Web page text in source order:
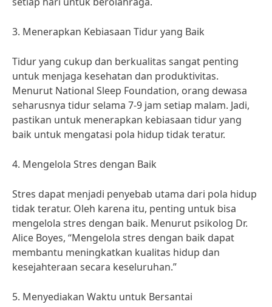
3. Menerapkan Kebiasaan Tidur yang Baik
Tidur yang cukup dan berkualitas sangat penting
untuk menjaga kesehatan dan produktivitas.
Menurut National Sleep Foundation, orang dewasa
seharusnya tidur selama 7-9 jam setiap malam. Jadi,
pastikan untuk menerapkan kebiasaan tidur yang
baik untuk mengatasi pola hidup tidak teratur.
4. Mengelola Stres dengan Baik
Stres dapat menjadi penyebab utama dari pola hidup
tidak teratur. Oleh karena itu, penting untuk bisa
mengelola stres dengan baik. Menurut psikolog Dr.
Alice Boyes, “Mengelola stres dengan baik dapat
membantu meningkatkan kualitas hidup dan
kesejahteraan secara keseluruhan.”
5. Menyediakan Waktu untuk Bersantai